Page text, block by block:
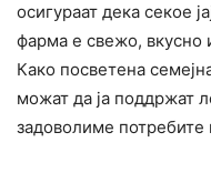
осигураат дека секое
фарма е свежо, вкусно
Како посветена
можат да ја поддржат
задоволиме потребите